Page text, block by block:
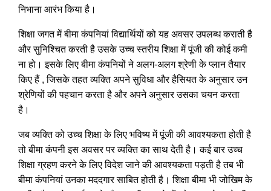
निभाना आरंभ किया है।
शिक्षा जगत में बीमा कंपनियां विद्यार्थियों को यह अवसर उपलब्ध कराती है
और सुनिश्चित करती है उसके उच्च स्तरीय शिक्षा में पूंजी की कोई कमी
ना हो। इसके लिए बीमा कंपनियों ने अलग-अलग श्रेणी के प्लान तैयार
किए हैं , जिसके तहत व्यक्ति अपने सुविधा और हैसियत के अनुसार उन
श्रेणियों की पहचान करता है और अपने अनुसार उसका चयन करता
है।
जब व्यक्ति को उच्च शिक्षा के लिए भविष्य में पूंजी की आवश्यकता होती है
तो बीमा कंपनी इस अवसर पर व्यक्ति का साथ देती है। कई बार उच्च
शिक्षा ग्रहण करने के लिए विदेश जाने की आवश्यकता पड़ती है तब भी
बीमा कंपनियां उनका मददगार साबित होती है। शिक्षा बीमा भी जोखिम के